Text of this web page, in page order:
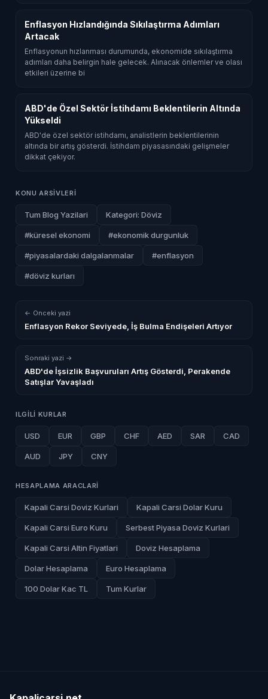
Enflasyon Hızlandığında Sıkılaştırma Adımları
Artacak
Enflasyonun hızlanması durumunda, ekonomide sıkılaştırma
adımları daha belirgin hale gelecek. Alınacak önlemler ve olası
etkileri üzerine bi
ABD'de Özel Sektör İstihdamı Beklentilerin Altında
Yükseldi
ABD'de özel sektör istihdamı, analistlerin beklentilerinin
altında bir artış gösterdi. İstihdam piyasasındaki gelişmeler
dikkat çekiyor.
KONU ARSIVLERI
Tum Blog Yazilari Kategori: Döviz
#küresel ekonomi #ekonomik durgunluk
#piyasalardaki dalgalanmalar #enflasyon
#döviz kurları
← Onceki yazi
Enflasyon Rekor Seviyede, İş Bulma Endişeleri Artıyor
Sonraki yazi →
ABD'de İşsizlik Başvuruları Artış Gösterdi, Perakende
Satışlar Yavaşladı
ILGILI KURLAR
USD EUR GBP CHF AED SAR CAD
AUD JPY CNY
HESAPLAMA ARACLARI
Kapali Carsi Doviz Kurlari Kapali Carsi Dolar Kuru
Kapali Carsi Euro Kuru Serbest Piyasa Doviz Kurlari
Kapali Carsi Altin Fiyatlari Doviz Hesaplama
Dolar Hesaplama Euro Hesaplama
100 Dolar Kac TL Tum Kurlar